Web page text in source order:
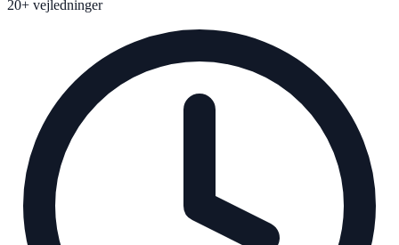
20+ vejledninger